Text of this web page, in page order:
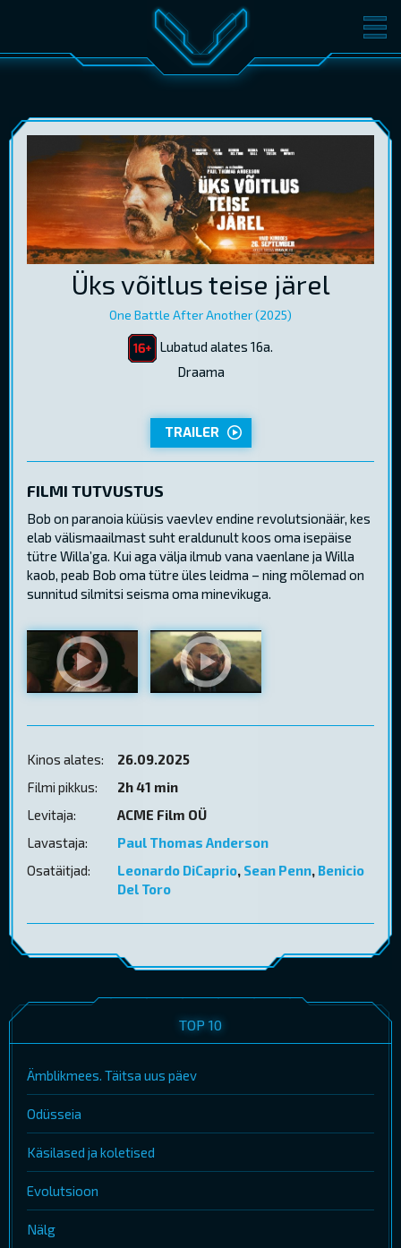
FILMID PILETID
KONVERENTS V-KLUBI
KINKEKAARDID
ENG
Üks võitlus teise järel
One Battle After Another (2025)
Lubatud alates 16a.
Draama
TRAILER
FILMI TUTVUSTUS
Bob on paranoia küüsis vaevlev endine revolutsionäär, kes
elab välismaailmast suht eraldunult koos oma isepäise
tütre Willa’ga. Kui aga välja ilmub vana vaenlane ja Willa
kaob, peab Bob oma tütre üles leidma – ning mõlemad on
sunnitud silmitsi seisma oma minevikuga.
Kinos alates:
26.09.2025
Filmi pikkus:
2h 41 min
Levitaja:
ACME Film OÜ
Lavastaja:
Paul Thomas Anderson
Osatäitjad:
Leonardo DiCaprio, Sean Penn,Benicio
Del Toro
TOP 10
Ämblikmees. Täitsa uus päev
Odüsseia
Käsilased ja koletised
Evolutsioon
Nälg